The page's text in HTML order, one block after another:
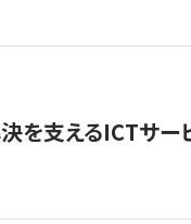
を支えるICTサー